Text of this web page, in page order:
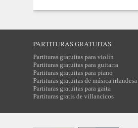
PARTITURAS GRATUITAS
Partituras gratuitas para violín
Partituras gratuitas para guitarra
Partituras gratuitas para piano
Partituras gratuitas de música irlandesa
Partituras gratuitas para gaita
Partituras gratis de villancicos